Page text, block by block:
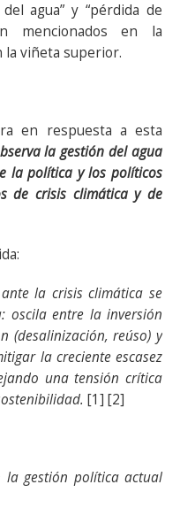
agua” y “pérdida de
mencionados en la
la viñeta superior.
en respuesta a esta
la gestión del agua
la política y los políticos
de crisis climática y de
la crisis climática se
oscila entre la inversión
(desalinización, reúso) y
la creciente escasez
una tensión crítica
[1] [2]
la gestión política actual